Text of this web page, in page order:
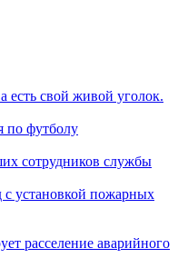
есть свой живой уголок.
по футболу
сотрудников службы
установкой пожарных
расселение аварийного